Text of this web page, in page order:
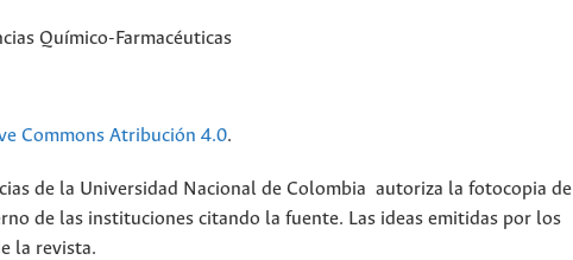
Químico-Farmacéuticas
Commons Atribución 4.0.
de la Universidad Nacional de Colombia autoriza la fotocopia de
de las instituciones citando la fuente. Las ideas emitidas por los
la revista.